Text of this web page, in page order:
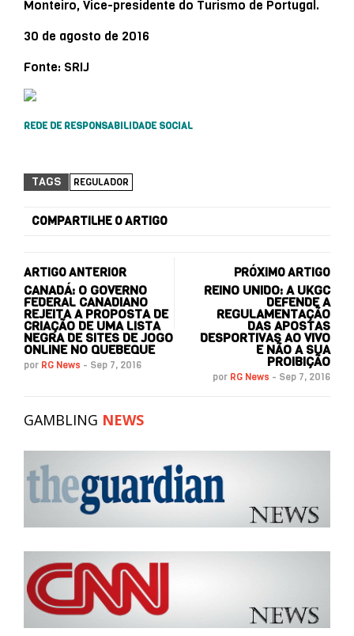
Monteiro, Vice-presidente do Turismo de Portugal.
30 de agosto de 2016
Fonte: SRIJ
REDE DE RESPONSABILIDADE SOCIAL
TAGS REGULADOR
COMPARTILHE O ARTIGO
ARTIGO ANTERIOR
CANADÁ: O GOVERNO
FEDERAL CANADIANO
REJEITA A PROPOSTA DE
CRIAÇÃO DE UMA LISTA
NEGRA DE SITES DE JOGO
ONLINE NO QUEBEQUE
por RG News - Sep 7, 2016
PRÓXIMO ARTIGO
REINO UNIDO: A UKGC
DEFENDE A
REGULAMENTAÇÃO
DAS APOSTAS
DESPORTIVAS AO VIVO
E NÃO A SUA
PROIBIÇÃO
por RG News - Sep 7, 2016
GAMBLING NEWS